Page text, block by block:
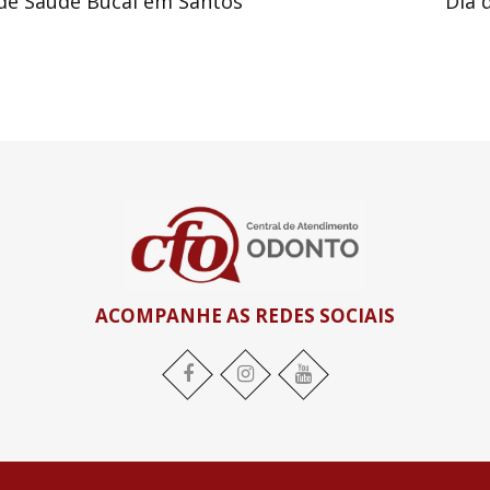
ACOMPANHE AS REDES SOCIAIS
Facebook Instagram YouTube